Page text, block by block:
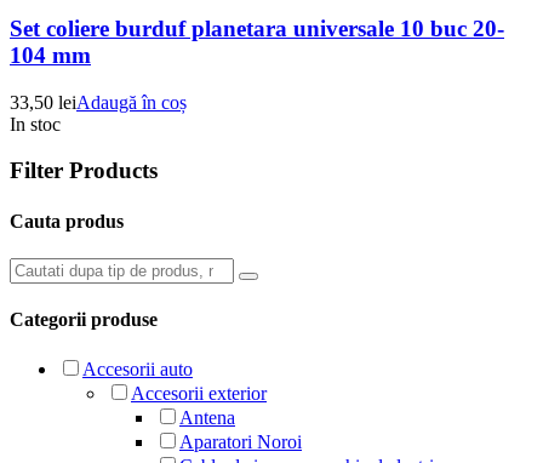
Set coliere burduf planetara universale 10 buc 20-
104 mm
33,50 leiAdaugă în coș
In stoc
Filter Products
Cauta produs
Categorii produse
Accesorii auto
Accesorii exterior
Antena
Aparatori Noroi